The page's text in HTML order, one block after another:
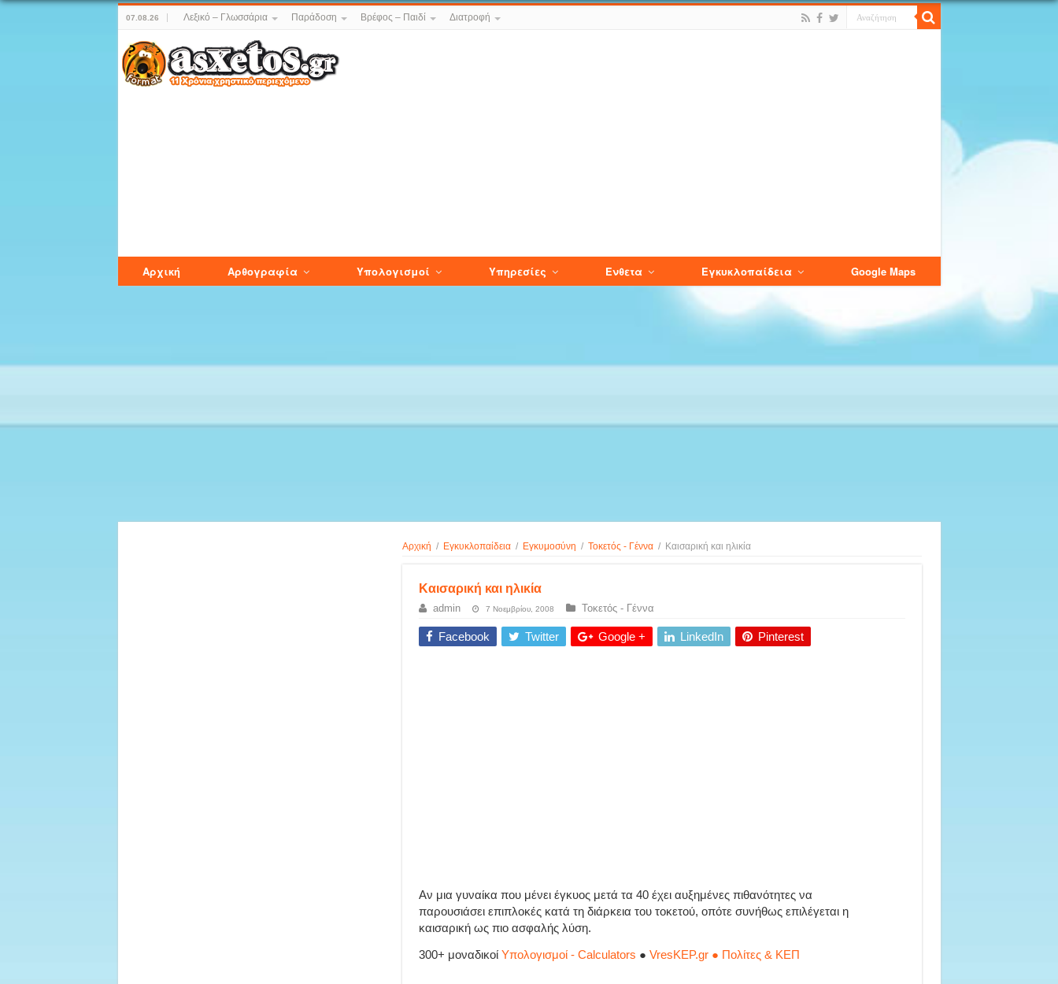
07.08.26 Λεξικό – Γλωσσάρια Παράδοση Βρέφος – Παιδί Διατροφή
Αρχική Αρθογραφία Υπολογισμοί Υπηρεσίες Ενθετα Εγκυκλοπαίδεια Google Maps
Αρχική / Εγκυκλοπαίδεια / Εγκυμοσύνη / Τοκετός - Γέννα / Καισαρική και ηλικία
Καισαρική και ηλικία
admin 7 Νοεμβρίου, 2008 Τοκετός - Γέννα
Facebook Twitter Google + LinkedIn Pinterest
Αν μια γυναίκα που μένει έγκυος μετά τα 40 έχει αυξημένες πιθανότητες να
παρουσιάσει επιπλοκές κατά τη διάρκεια του τοκετού, οπότε συνήθως επιλέγεται η
καισαρική ως πιο ασφαλής λύση.
300+ μοναδικοί Υπολογισμοί - Calculators ● VresKEP.gr ● Πολίτες & ΚΕΠ